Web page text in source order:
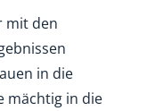
mit den
in die
mächtig in die